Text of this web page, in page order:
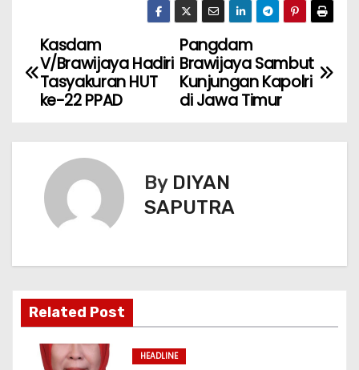
Pangdam
Brawijaya Sambut
Kunjungan Kapolri
di Jawa Timur
Kasdam
V/Brawijaya Hadiri
Tasyakuran HUT
ke-22 PPAD
By DIYAN
SAPUTRA
Related Post
HEADLINE